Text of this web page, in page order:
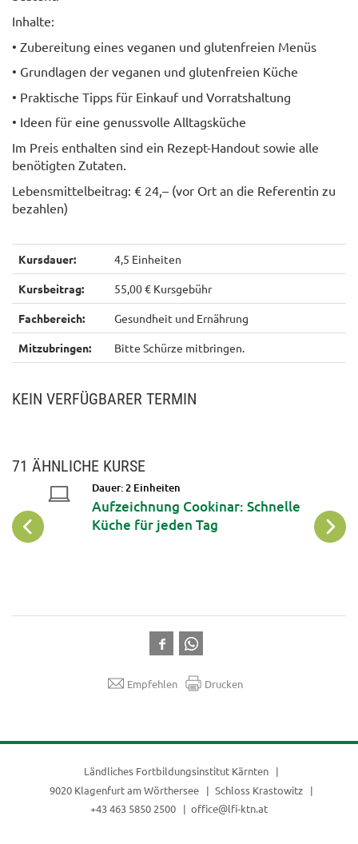
Inhalte:
• Zubereitung eines veganen und glutenfreien Menüs
• Grundlagen der veganen und glutenfreien Küche
• Praktische Tipps für Einkauf und Vorratshaltung
• Ideen für eine genussvolle Alltagsküche
Im Preis enthalten sind ein Rezept-Handout sowie alle
benötigten Zutaten.
Lebensmittelbeitrag: € 24,– (vor Ort an die Referentin zu
bezahlen)
Kursdauer: 4,5 Einheiten
Kursbeitrag: 55,00 € Kursgebühr
Fachbereich: Gesundheit und Ernährung
Mitzubringen: Bitte Schürze mitbringen.
KEIN VERFÜGBARER TERMIN
71 ÄHNLICHE KURSE
Dauer: 2 Einheiten
Aufzeichnung Cookinar: Schnelle
Küche für jeden Tag
Empfehlen Drucken
Ländliches Fortbildungsinstitut Kärnten
9020 Klagenfurt am Wörthersee
Schloss Krastowitz
+43 463 5850 2500
office@lfi-ktn.at